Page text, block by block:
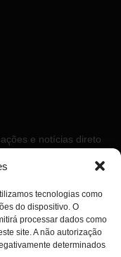
tecnologias como
do dispositivo. O
processar dados como
site. A não autorização
determinados
e notícias direto